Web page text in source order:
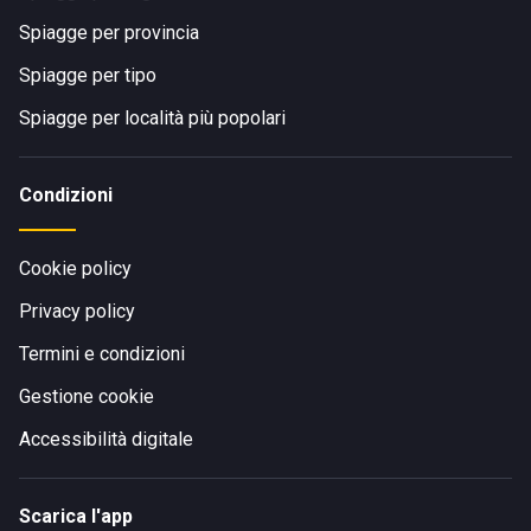
Visita il sito di Vagea Beach Club
Spiagge per provincia
Spiagge per tipo
Spiagge per località più popolari
Condizioni
Cookie policy
Privacy policy
Termini e condizioni
Gestione cookie
Accessibilità digitale
Scarica l'app